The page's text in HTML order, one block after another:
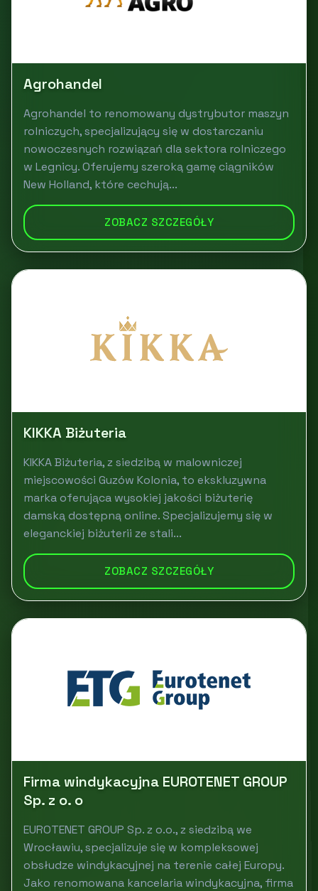
Agrohandel
Agrohandel to renomowany dystrybutor maszyn
rolniczych, specjalizujący się w dostarczaniu
nowoczesnych rozwiązań dla sektora rolniczego
w Legnicy. Oferujemy szeroką gamę ciągników
New Holland, które cechują...
ZOBACZ SZCZEGÓŁY
KIKKA Biżuteria
KIKKA Biżuteria, z siedzibą w malowniczej
miejscowości Guzów Kolonia, to ekskluzywna
marka oferująca wysokiej jakości biżuterię
damską dostępną online. Specjalizujemy się w
eleganckiej biżuterii ze stali...
ZOBACZ SZCZEGÓŁY
Firma windykacyjna EUROTENET GROUP
Sp. z o. o
EUROTENET GROUP Sp. z o.o., z siedzibą we
Wrocławiu, specjalizuje się w kompleksowej
obsłudze windykacyjnej na terenie całej Europy.
Jako renomowana kancelaria windykacyjna, firma